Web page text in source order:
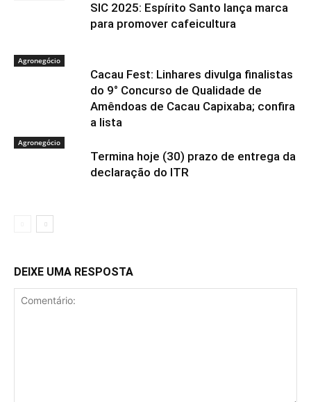
SIC 2025: Espírito Santo lança marca
para promover cafeicultura
Agronegócio
Cacau Fest: Linhares divulga finalistas
do 9° Concurso de Qualidade de
Amêndoas de Cacau Capixaba; confira
a lista
Agronegócio
Termina hoje (30) prazo de entrega da
declaração do ITR
DEIXE UMA RESPOSTA